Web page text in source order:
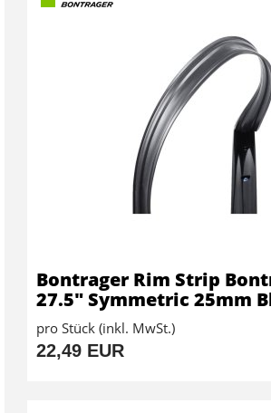
Bontrager Rim Strip
27.5" Symmetric 25mm
pro Stück (inkl. MwSt.)
22,49 EUR